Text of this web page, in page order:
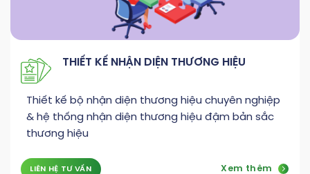
THIẾT KẾ NHẬN DIỆN THƯƠNG HIỆU
Thiết kế bộ nhận diện thương hiệu chuyên nghiệp
& hệ thống nhận diện thương hiệu đậm bản sắc
thương hiệu
LIÊN HỆ TƯ VẤN Xem thêm